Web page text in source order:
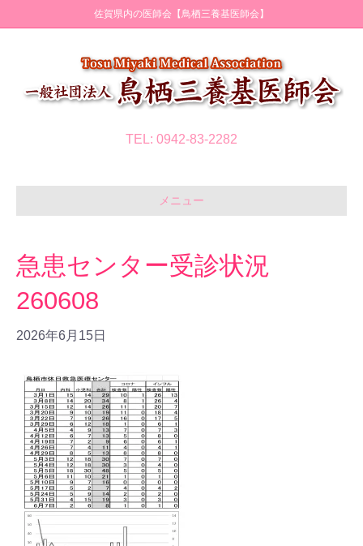
佐賀県内の医師会【鳥栖三養基医師会】
TEL: 0942-83-2282
メニュー
急患センター受診状況
260608
2026年6月15日